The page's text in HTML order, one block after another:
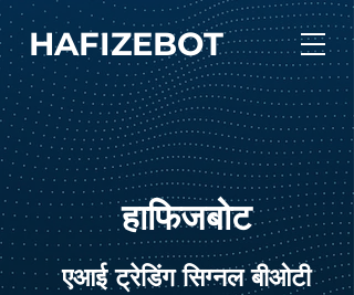
HAFIZEBOT
हाफिजबोट
एआई ट्रेडिंग सिग्नल बीओटी